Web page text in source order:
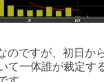
のですが、初日か
て一体誰が裁定す